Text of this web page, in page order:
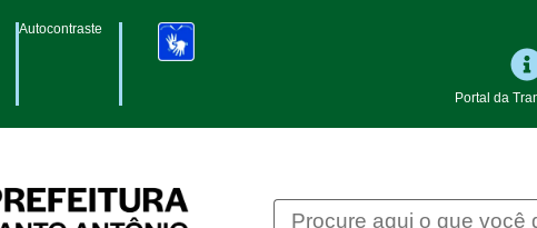
Autocontraste
Portal da